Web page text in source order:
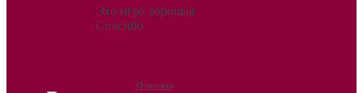
Это игра хорошая
Спасибо
Ответить